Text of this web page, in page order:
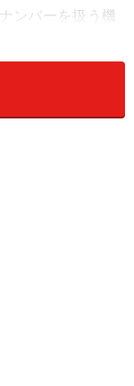
ンバーを扱う機
。なかには使わ
通知書のコピー